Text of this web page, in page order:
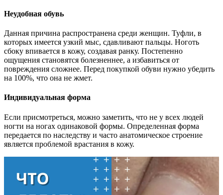
Неудобная обувь
Данная причина распространена среди женщин. Туфли, в
которых имеется узкий мыс, сдавливают пальцы. Ноготь
сбоку впивается в кожу, создавая ранку. Постепенно
ощущения становятся болезненнее, а избавиться от
повреждения сложнее. Перед покупкой обуви нужно убедить
на 100%, что она не жмет.
Индивидуальная форма
Если присмотреться, можно заметить, что не у всех людей
ногти на ногах одинаковой формы. Определенная форма
передается по наследству и часто анатомическое строение
является проблемой врастания в кожу.